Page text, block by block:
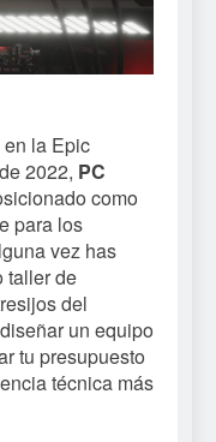
la Epic
2022, PC
como
para los
vez has
taller de
del
un equipo
tu presupuesto
técnica más